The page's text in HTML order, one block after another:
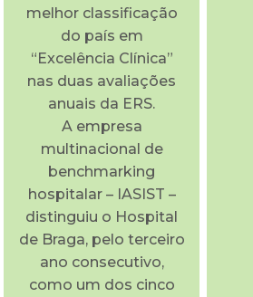
melhor classificação
do país em
“Excelência Clínica”
nas duas avaliações
anuais da ERS.
A empresa
multinacional de
benchmarking
hospitalar – IASIST –
distinguiu o Hospital
de Braga, pelo terceiro
ano consecutivo,
como um dos cinco